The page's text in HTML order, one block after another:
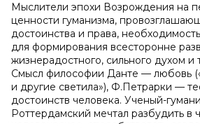
Мыслители эпохи Возрождения на
ценности гуманизма,
достоинства и права,
для формирования всесторонне
жизнерадостного, сильного духом и
Смысл философии Данте — любовь
и другие светила»), Ф.Петрарки —
достоинств человека. Ученый-
Роттердамский мечтал разбудить в